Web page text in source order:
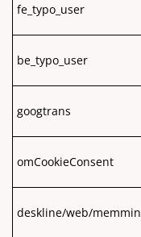
fe_typo_user
be_typo_user
googtrans
omCookieConsent
deskline/web/